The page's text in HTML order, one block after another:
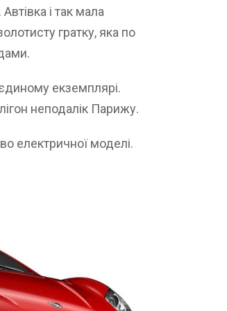
і так мала
гратку, яка по
екземплярі.
неподалік Парижу.
електричної моделі.